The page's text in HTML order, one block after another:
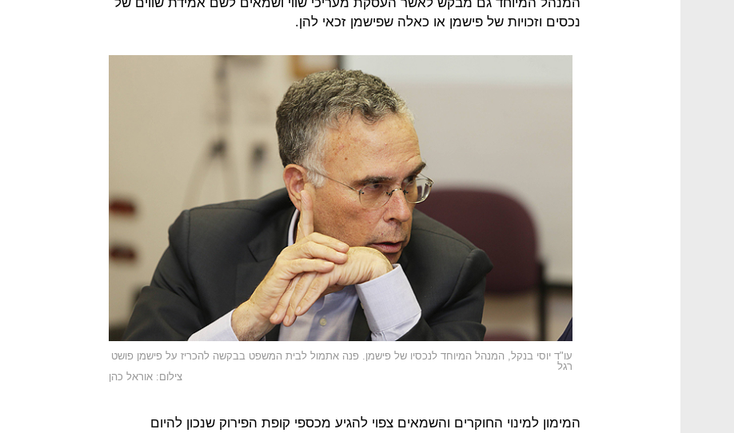
נכסים וזכויות של פישמן או כאלה שפישמן זכאי להן.
עו"ד יוסי בנקל, המנהל המיוחד לנכסיו של פישמן. פנה אתמול לבית המשפט בבקשה להכריז על פישמן פושט
רגל
צילום: אוראל כהן
המימון למינוי החוקרים והשמאים צפוי להגיע מכספי קופת הפירוק שנכון להיום